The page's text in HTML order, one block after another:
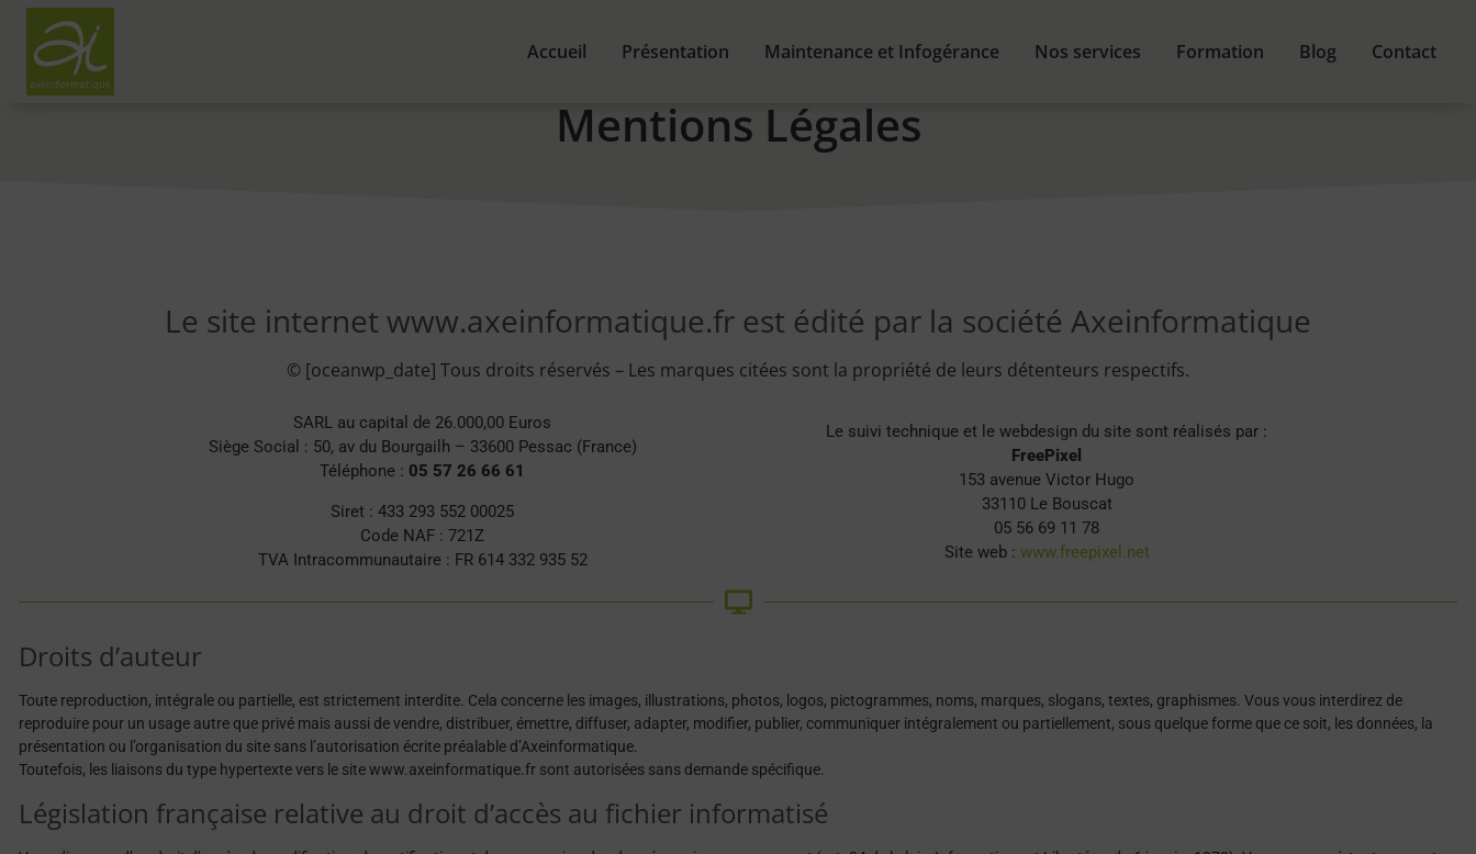
Accueil Présentation Maintenance et Infogérance Nos services Formation Blog Contact
Mentions Légales
Le site internet www.axeinformatique.fr est édité par la société Axeinformatique
© [oceanwp_date] Tous droits réservés – Les marques citées sont la propriété de leurs détenteurs respectifs.
SARL au capital de 26.000,00 Euros
Siège Social : 50, av du Bourgailh – 33600 Pessac (France)
Téléphone : 05 57 26 66 61
Siret : 433 293 552 00025
Code NAF : 721Z
TVA Intracommunautaire : FR 614 332 935 52
Le suivi technique et le webdesign du site sont réalisés par :
FreePixel
153 avenue Victor Hugo
33110 Le Bouscat
05 56 69 11 78
Site web : www.freepixel.net
Droits d’auteur
Toute reproduction, intégrale ou partielle, est strictement interdite. Cela concerne les images, illustrations, photos, logos, pictogrammes, noms, marques, slogans, textes, graphismes. Vous vous interdirez de
reproduire pour un usage autre que privé mais aussi de vendre, distribuer, émettre, diffuser, adapter, modifier, publier, communiquer intégralement ou partiellement, sous quelque forme que ce soit, les données, la
présentation ou l’organisation du site sans l’autorisation écrite préalable d’Axeinformatique.
Toutefois, les liaisons du type hypertexte vers le site www.axeinformatique.fr sont autorisées sans demande spécifique.
Législation française relative au droit d’accès au fichier informatisé